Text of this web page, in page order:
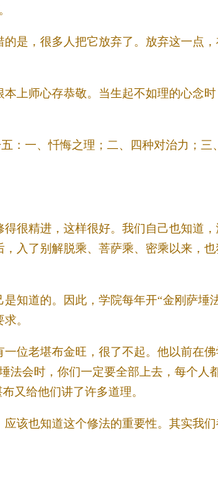
是，很多人把它放弃了。放弃这一点
上师心存恭敬。当生起不如理的心念
一、忏悔之理；二、四种对治力；三
很精进，这样很好。我们自己也知道
入了别解脱乘、菩萨乘、密乘以来，
知道的。因此，学院每年开“金刚萨埵
。
位老堪布金旺，很了不起。他以前在
法会时，你们一定要全部上去，每个人
又给他们讲了许多道理。
该也知道这个修法的重要性。其实我